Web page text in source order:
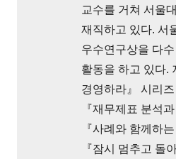
교수를 거쳐 서울
재직하고 있다. 서
우수연구상을 다
활동을 하고 있다.
경영하라』 시리
『재무제표 분석
『사례와 함께하
『잠시 멈추고 돌